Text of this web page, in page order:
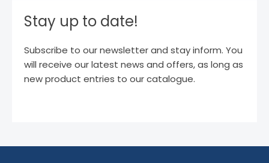
Stay up to date!
Subscribe to our newsletter and stay inform. You
will receive our latest news and offers, as long as
new product entries to our catalogue.